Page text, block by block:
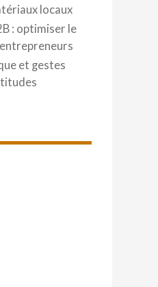
locaux
: optimiser le
et gestes